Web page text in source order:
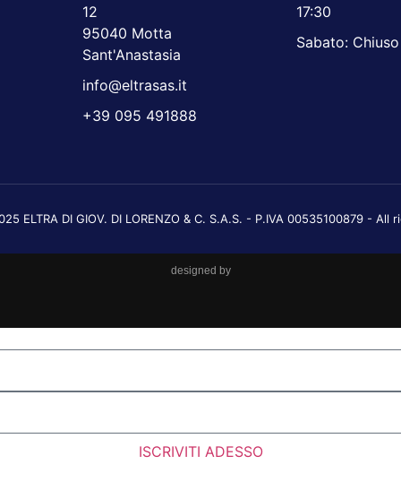
12
95040 Motta
Sant'Anastasia
info@eltrasas.it
+39 095 491888
17:30
Sabato: Chiuso
ELTRA DI GIOV. DI LORENZO & C. S.A.S. - P.IVA 00535100879 - All
designed by
ISCRIVITI ADESSO